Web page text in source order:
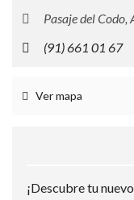
Pasaje del Codo,
(91) 661 01 67
Ver mapa
¡Descubre tu